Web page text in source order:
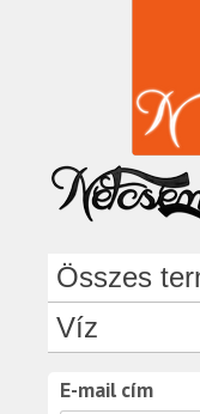
Összes
Víz
E-mail cím